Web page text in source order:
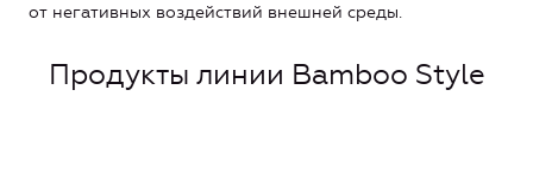
от негативных воздействий внешней среды.
Продукты линии Bamboo Style